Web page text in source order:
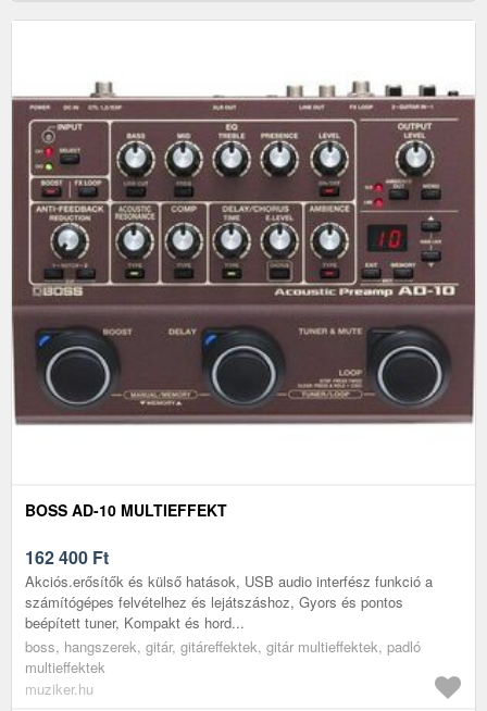
BOSS AD-10 MULTIEFFEKT
162 400 Ft
Akciós.erősítők és külső hatások, USB audio interfész funkció a
számítógépes felvételhez és lejátszáshoz, Gyors és pontos
beépített tuner, Kompakt és hord...
boss, hangszerek, gitár, gitáreffektek, gitár multieffektek, padló
multieffektek
muziker.hu